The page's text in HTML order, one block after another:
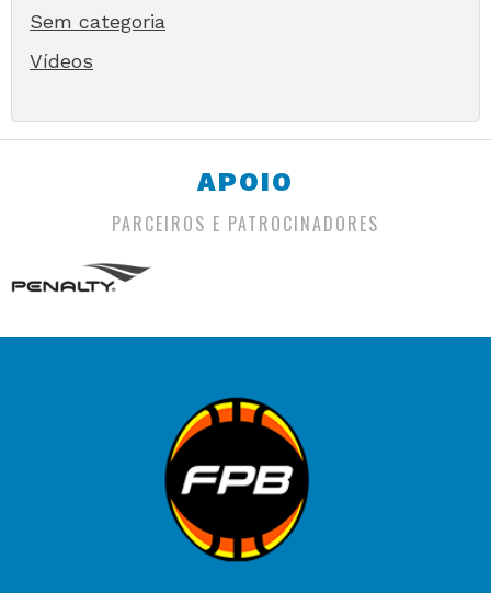
Sem categoria
Vídeos
APOIO
PARCEIROS E PATROCINADORES